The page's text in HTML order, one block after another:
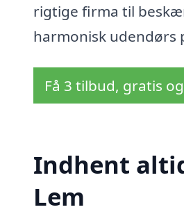
rigtige firma til
harmonisk udendørs
Få 3 tilbud, gratis
Indhent
Lem